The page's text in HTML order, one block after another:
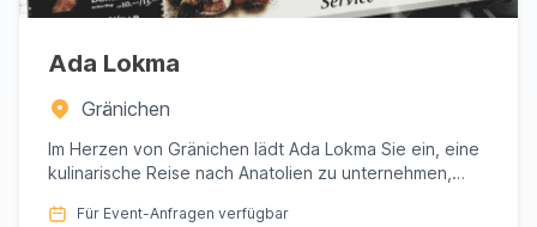
Ada Lokma
Gränichen
Im Herzen von Gränichen lädt Ada Lokma Sie ein, eine
kulinarische Reise nach Anatolien zu unternehmen,
Für Event-Anfragen verfügbar